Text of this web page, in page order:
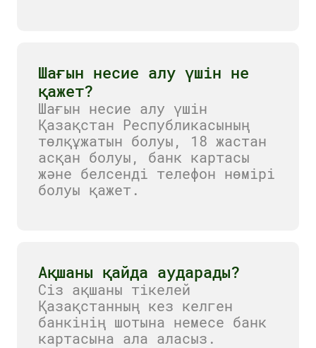
Шағын несие алу үшін не
қажет?
Шағын несие алу үшін
Қазақстан Республикасының
төлқұжатын болуы, 18 жастан
асқан болуы, банк картасы
және белсенді телефон нөмірі
болуы қажет.
Ақшаны қайда аударады?
Сіз ақшаны тікелей
Қазақстанның кез келген
банкінің шотына немесе банк
картасына ала аласыз.